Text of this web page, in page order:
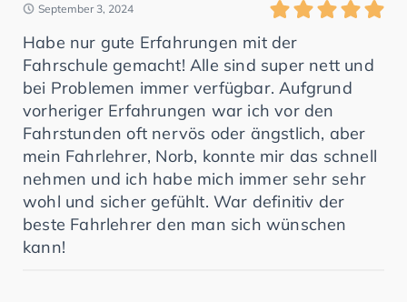
September 3, 2024
Habe nur gute Erfahrungen mit der
Fahrschule gemacht! Alle sind super nett und
bei Problemen immer verfügbar. Aufgrund
vorheriger Erfahrungen war ich vor den
Fahrstunden oft nervös oder ängstlich, aber
mein Fahrlehrer, Norb, konnte mir das schnell
nehmen und ich habe mich immer sehr sehr
wohl und sicher gefühlt. War definitiv der
beste Fahrlehrer den man sich wünschen
kann!